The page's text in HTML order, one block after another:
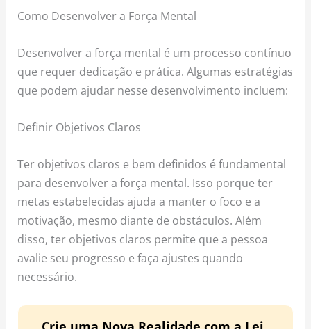
Como Desenvolver a Força Mental
Desenvolver a força mental é um processo contínuo
que requer dedicação e prática. Algumas estratégias
que podem ajudar nesse desenvolvimento incluem:
Definir Objetivos Claros
Ter objetivos claros e bem definidos é fundamental
para desenvolver a força mental. Isso porque ter
metas estabelecidas ajuda a manter o foco e a
motivação, mesmo diante de obstáculos. Além
disso, ter objetivos claros permite que a pessoa
avalie seu progresso e faça ajustes quando
necessário.